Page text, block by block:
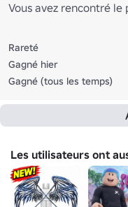
Vous avez rencontré le
Rareté
Gagné hier
Gagné (tous les temps)
Les utilisateurs ont